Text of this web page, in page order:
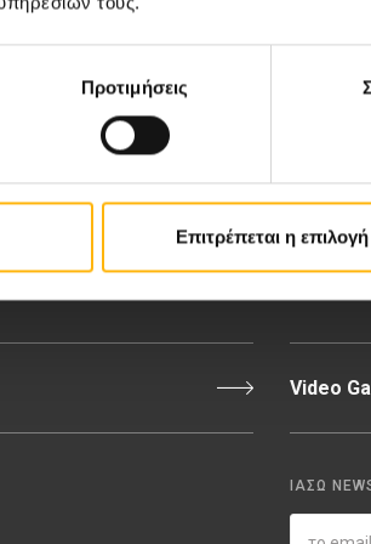
Προτιμήσεις
Επιτρέπεται η επιλογή
Ευκαιρίες
Video
ΙΑΣΩ